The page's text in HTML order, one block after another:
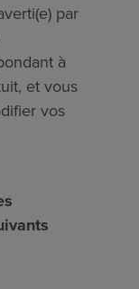
par
à
et vous
vos